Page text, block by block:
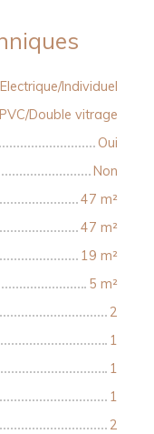
Electrique/Individuel
PVC/Double vitrage
Oui
Non
47 m²
47 m²
19 m²
5 m²
2
1
1
1
2